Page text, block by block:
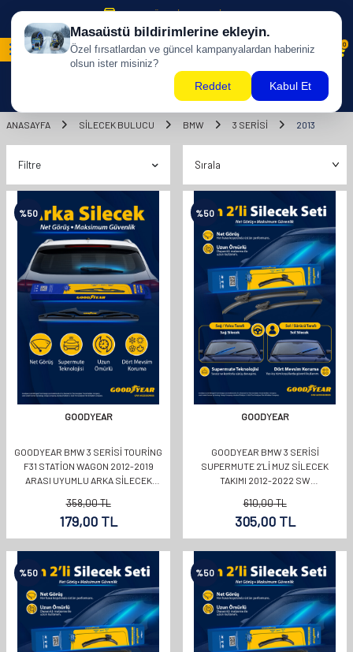
500 TL ÜZERİ KARGO BİZDEN !
0
ANASAYFA SILECEK BULUCU BMW 3 SERİSİ 2013
Filtre
%50
GOODYEAR
GOODYEAR BMW 3 SERISI TOURING
F31 STATION WAGON 2012-2019
ARASI UYUMLU ARKA SILECEK
358,00TL
179,00 TL
%50
GOODYEAR
GOODYEAR BMW 3 SERISI
SUPERMUTE 2'LI MUZ SILECEK
TAKIMI 2012-2022 SW
610,00TL
305,00TL
%50 %50